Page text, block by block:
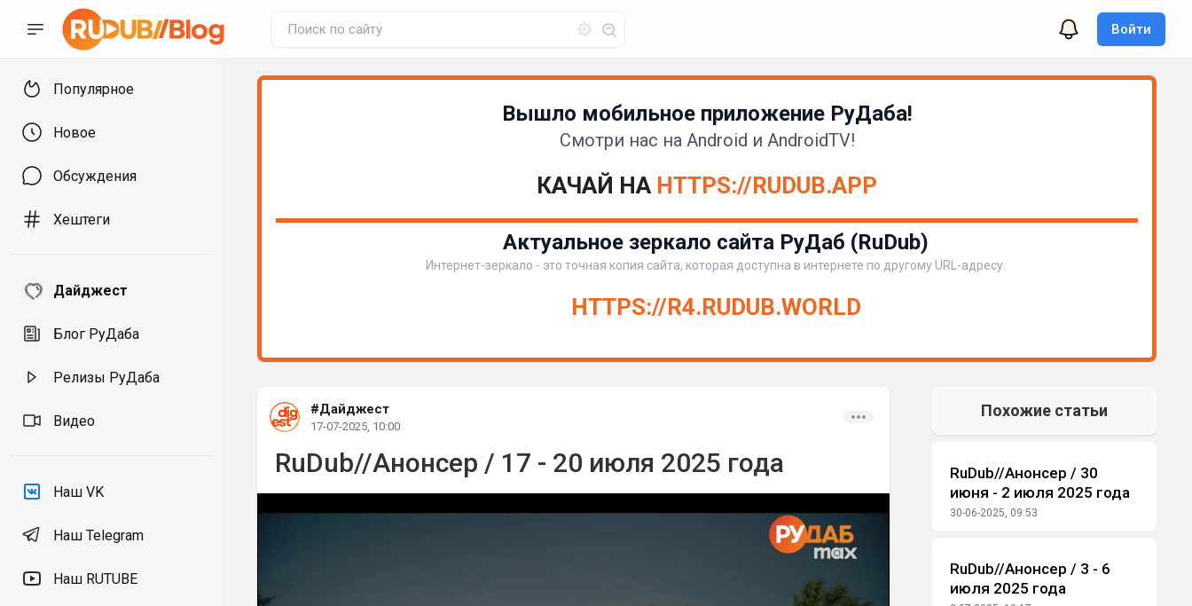
Войти
Популярное
Новое
Обсуждения
Хештеги
Дайджест
Блог РуДаба
Релизы РуДаба
Видео
Наш VK
Наш Telegram
Наш RUTUBE
Вышло мобильное приложение РуДаба!
Смотри нас на Android и AndroidTV!
КАЧАЙ НА HTTPS://RUDUB.APP
Актуальное зеркало сайта РуДаб (RuDub)
Интернет-зеркало - это точная копия сайта, которая доступна в интернете по другому URL-адресу.
HTTPS://R4.RUDUB.WORLD
#Дайджест
17-07-2025, 10:00
RuDub//Анонсер / 17 - 20 июля 2025 года
Похожие статьи
#Дайджест
RuDub//Анонсер / 30
июня - 2 июля 2025 года
30-06-2025, 09:53
#Дайджест
RuDub//Анонсер / 3 - 6
июля 2025 года